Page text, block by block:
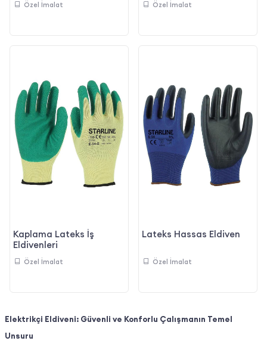
Özel İmalat Özel İmalat
Kaplama Lateks İş
Eldivenleri
Özel İmalat
Lateks Hassas Eldiven
Özel İmalat
Elektrikçi Eldiveni: Güvenli ve Konforlu Çalışmanın Temel
Unsuru